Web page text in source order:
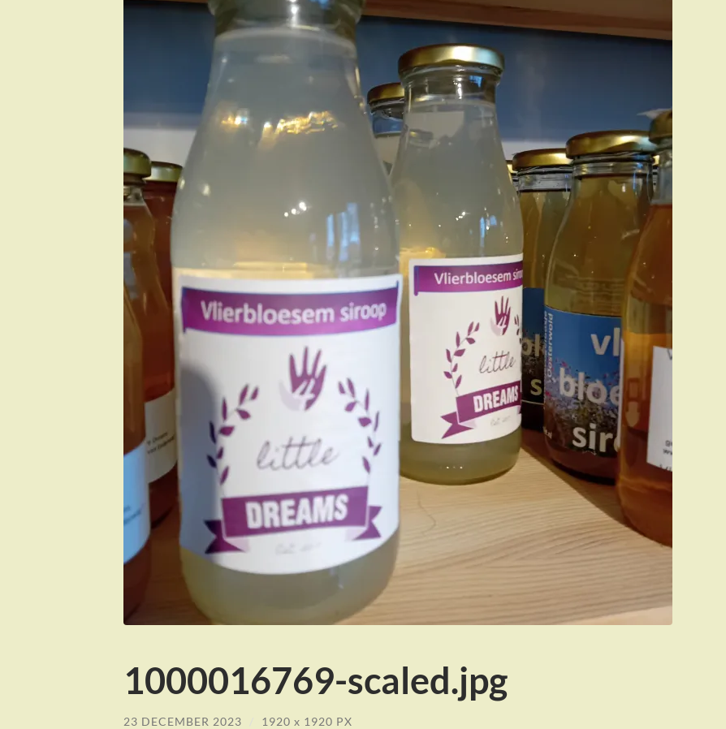
1000016769-scaled.jpg
23 DECEMBER 2023 1920 x 1920 PX